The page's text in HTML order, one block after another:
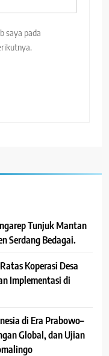
saya pada
Tunjuk Mantan
Serdang Bedagai.
Koperasi Desa
Implementasi di
di Era Prabowo–
Global, dan Ujian